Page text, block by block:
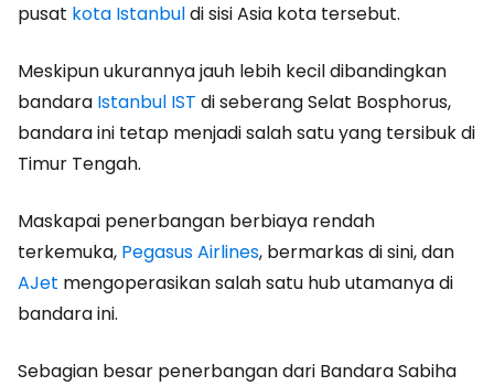
pusat kota Istanbuldi sisi Asia kota tersebut.
Meskipun ukurannya jauh lebih kecil dibandingkan
bandara Istanbul IST di seberang Selat Bosphorus,
bandara ini tetap menjadi salah satu yang tersibuk di
Timur Tengah.
Maskapai penerbangan berbiaya rendah
terkemuka, Pegasus Airlines, bermarkas di sini, dan
AJet mengoperasikan salah satu hub utamanya di
bandara ini.
Sebagian besar penerbangan dari Bandara Sabiha